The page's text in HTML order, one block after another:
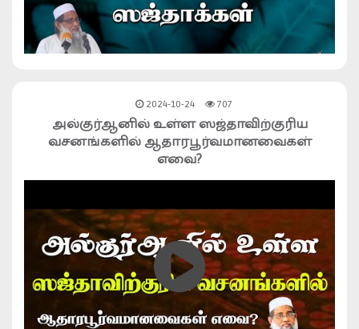
2024-10-24 707
அல்குர்ஆனில் உள்ள ஸஜ்தாவிற்குரிய
வசனங்களில் ஆதாரபூர்வமானவைகள்
எவை?